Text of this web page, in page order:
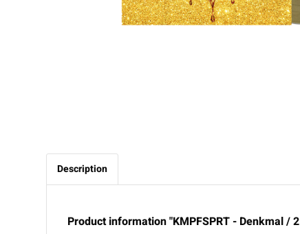
Description
Product information "KMPFSPRT - Denkmal /